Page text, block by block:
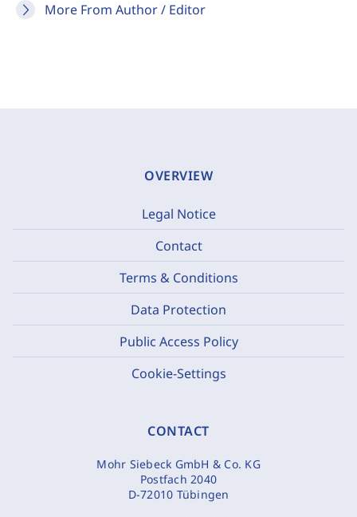
More From Author / Editor
OVERVIEW
Legal Notice
Contact
Terms & Conditions
Data Protection
Public Access Policy
Cookie-Settings
CONTACT
Mohr Siebeck GmbH & Co. KG
Postfach 2040
D-72010 Tübingen